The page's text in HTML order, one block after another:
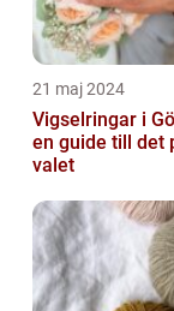
21 maj 2024
Vigselringar i
en guide till det
valet